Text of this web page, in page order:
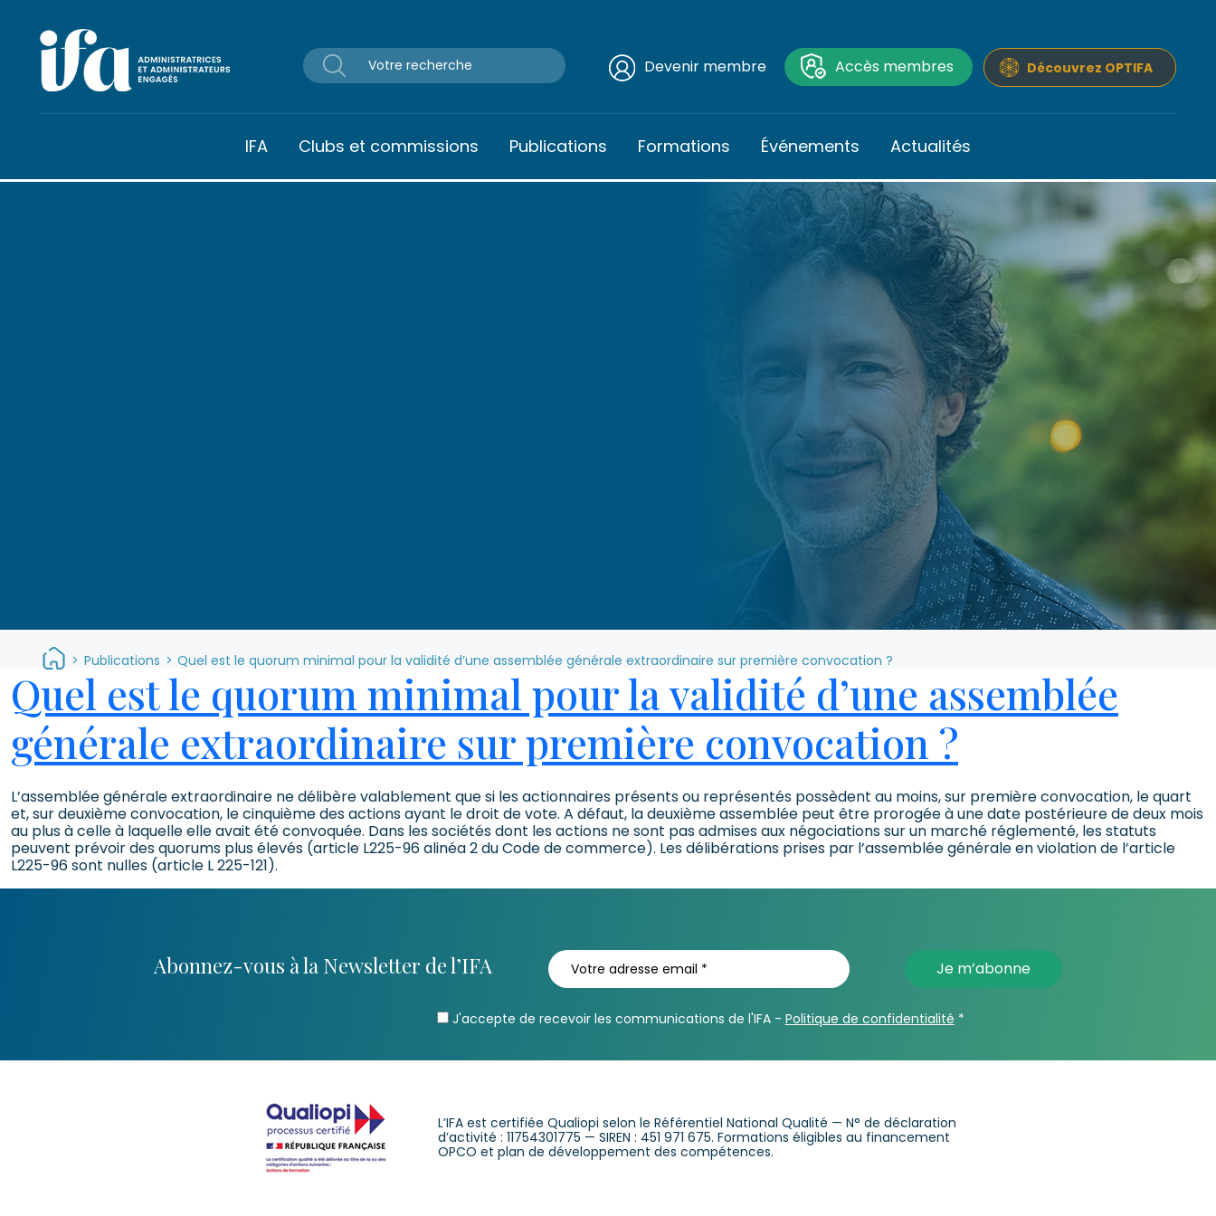
Devenir membre Accès membres Découvrez OPTIFA
IFA Clubs et commissions Publications Formations Événements Actualités
> Publications > Quel est le quorum minimal pour la validité d’une assemblée générale extraordinaire sur première convocation ?
Quel est le quorum minimal pour la validité d’une assemblée
générale extraordinaire sur première convocation ?
L’assemblée générale extraordinaire ne délibère valablement que si les actionnaires présents ou représentés possèdent au moins, sur première convocation, le quart
et, sur deuxième convocation, le cinquième des actions ayant le droit de vote. A défaut, la deuxième assemblée peut être prorogée à une date postérieure de deux mois
au plus à celle à laquelle elle avait été convoquée. Dans les sociétés dont les actions ne sont pas admises aux négociations sur un marché réglementé, les statuts
peuvent prévoir des quorums plus élevés (article L225-96 alinéa 2 du Code de commerce). Les délibérations prises par l’assemblée générale en violation de l’article
L225-96 sont nulles (article L 225-121).
Abonnez-vous à la Newsletter de l’IFA
J'accepte de recevoir les communications de l'IFA - Politique de confidentialité *
L’IFA est certifiée Qualiopi selon le Référentiel National Qualité — N° de déclaration
d’activité : 11754301775 — SIREN : 451 971 675. Formations éligibles au financement
OPCO et plan de développement des compétences.